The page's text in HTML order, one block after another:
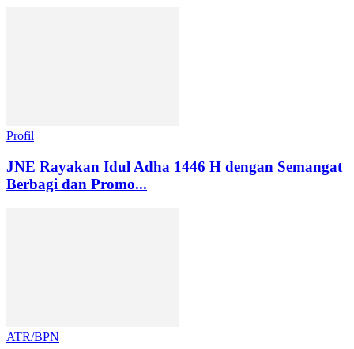
Profil
JNE Rayakan Idul Adha 1446 H dengan Semangat
Berbagi dan Promo...
ATR/BPN